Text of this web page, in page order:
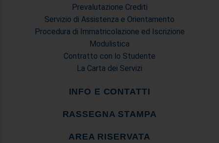
Prevalutazione Crediti
Servizio di Assistenza e Orientamento
Procedura di Immatricolazione ed Iscrizione
Modulistica
Contratto con lo Studente
La Carta dei Servizi
INFO E CONTATTI
RASSEGNA STAMPA
AREA RISERVATA